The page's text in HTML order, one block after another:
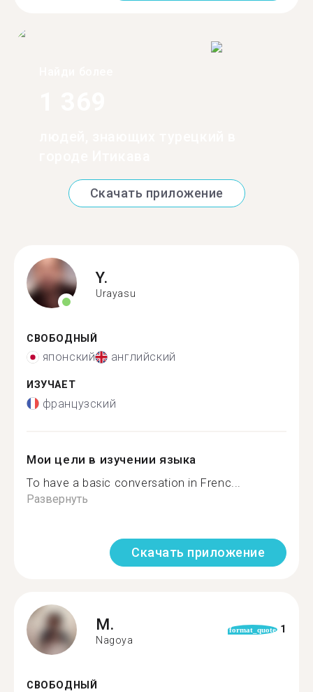
Скачать приложение
Y.
Urayasu
СВОБОДНЫЙ
японский английский
ИЗУЧАЕТ
французский
Мои цели в изучении языка
To have a basic conversation in Frenc...
Развернуть
Скачать приложение
M.
Nagoya
format_quote 1
СВОБОДНЫЙ